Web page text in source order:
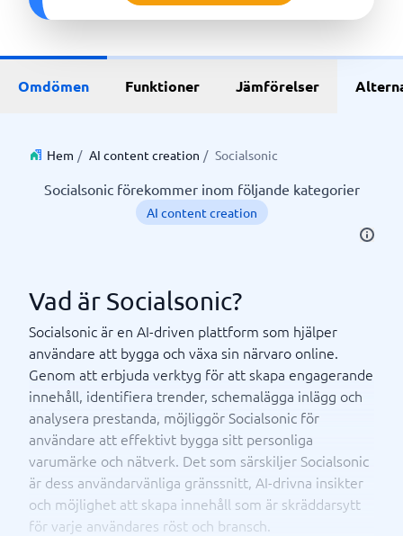
Omdömen Funktioner Jämförelser
Hem / AI content creation / Socialsonic
Socialsonic förekommer inom följande kategorier
AI content creation
Vad är Socialsonic?
Socialsonic är en AI-driven plattform som hjälper
användare att bygga och växa sin närvaro online.
Genom att erbjuda verktyg för att skapa engagerande
innehåll, identifiera trender, schemalägga inlägg och
analysera prestanda, möjliggör Socialsonic för
användare att effektivt bygga sitt personliga
varumärke och nätverk. Det som särskiljer Socialsonic
är dess användarvänliga gränssnitt, AI-drivna insikter
och möjlighet att skapa innehåll som är skräddarsytt
för varje användares röst och bransch.